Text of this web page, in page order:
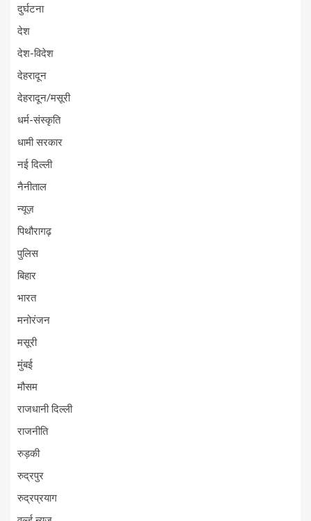
दुर्घटना
देश
देश-विदेश
देहरादून
देहरादून/मसूरी
धर्म-संस्कृति
धामी सरकार
नई दिल्ली
नैनीताल
न्यूज़
पिथौरागढ़
पुलिस
बिहार
भारत
मनोरंजन
मसूरी
मुंबई
मौसम
राजधानी दिल्ली
राजनीति
रुड़की
रुद्रपुर
रुद्रप्रयाग